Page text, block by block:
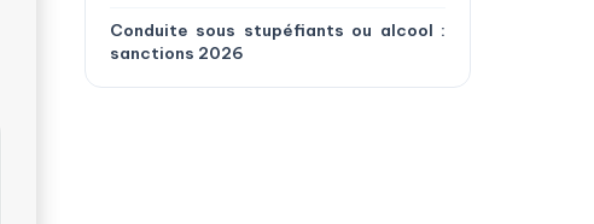
Conduite sous stupéfiants ou alcool :
sanctions 2026